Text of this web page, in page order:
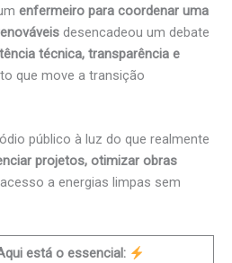
enfermeiro para coordenar uma
desencadeou um debate
técnica, transparência e
que move a transição
público à luz do que realmente
projetos, otimizar obras
a energias limpas sem
está o essencial: